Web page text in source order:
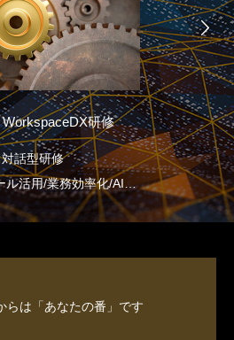
研修
話型研修
ル活用/業務効率化/AI連
トマネジメントを包含
らは「あなたの番」です